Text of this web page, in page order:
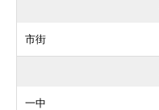
市街
一中